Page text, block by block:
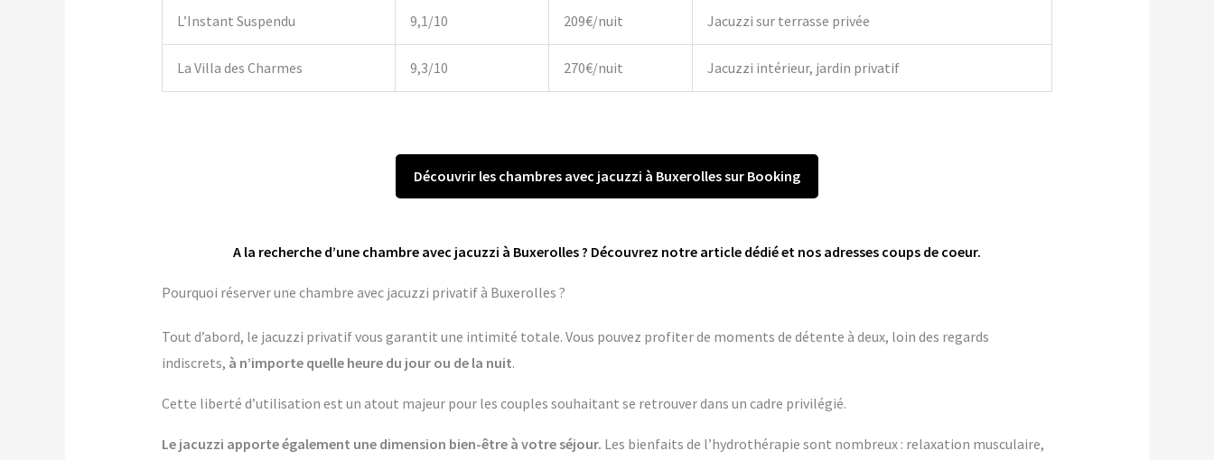
L’Instant Suspendu 9,1/10 209€/nuit Jacuzzi sur terrasse privée
La Villa des Charmes 9,3/10 270€/nuit Jacuzzi intérieur, jardin privatif
Découvrir les chambres avec jacuzzi à Buxerolles sur Booking
A la recherche d’une chambre avec jacuzzi à Buxerolles ? Découvrez notre article dédié et nos adresses coups de coeur.
Pourquoi réserver une chambre avec jacuzzi privatif à Buxerolles ?
Tout d’abord, le jacuzzi privatif vous garantit une intimité totale. Vous pouvez profiter de moments de détente à deux, loin des regards
indiscrets, à n’importe quelle heure du jour ou de la nuit.
Cette liberté d’utilisation est un atout majeur pour les couples souhaitant se retrouver dans un cadre privilégié.
Le jacuzzi apporte également une dimension bien-être à votre séjour. Les bienfaits de l’hydrothérapie sont nombreux : relaxation musculaire,